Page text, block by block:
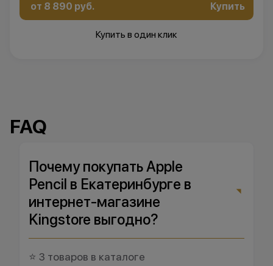
от 8 890 руб. Купить
Купить в один клик
FAQ
Почему покупать Apple
Pencil в Екатеринбурге в
интернет-магазине
Kingstore выгодно?
⭐ 3 товаров в каталоге